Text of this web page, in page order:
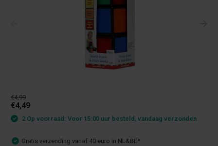
€4,99
€4,49
2 Op voorraad: Voor 15:00 uur besteld, vandaag verzonden
Gratis verzending vanaf 40 euro in NL&BE*